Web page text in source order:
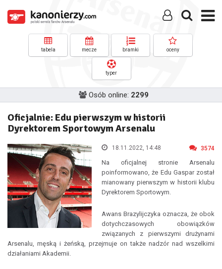
tabela mecze bramki oceny
typer
Osób online: 2299
Oficjalnie: Edu pierwszym w historii
Dyrektorem Sportowym Arsenalu
18.11.2022, 14:48 3574
Na oficjalnej stronie Arsenalu
poinformowano, że Edu Gaspar został
mianowany pierwszym w historii klubu
Dyrektorem Sportowym.
Awans Brazylijczyka oznacza, że obok
dotychczasowych obowiązków
związanych z pierwszymi drużynami
Arsenalu, męską i żeńską, przejmuje on także nadzór nad wszelkimi
działaniami Akademii.